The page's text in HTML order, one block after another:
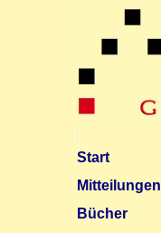
Start
Mitteilungen
Bücher